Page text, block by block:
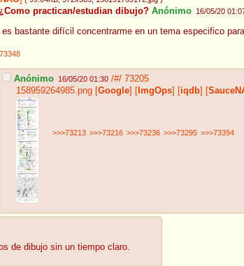
practican/estudian dibujo? Anónimo 16/05/20
es bastante difícil concentrarme en un tema especifico
Anónimo 16/05/20 01:30 /#/ 73205
158959264985.png [Google] [ ImgOps] [iqdb] [
>>>73213 >>>73216 >>>73236 >>>73295 >>>73394
de dibujo sin un tiempo claro.